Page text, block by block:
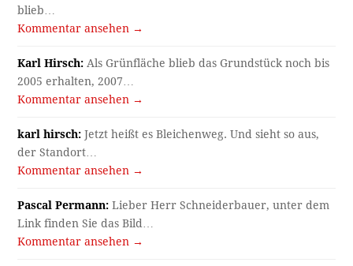
blieb…
Kommentar ansehen →
Karl Hirsch: Als Grünfläche blieb das Grundstück noch bis
2005 erhalten, 2007…
Kommentar ansehen →
karl hirsch: Jetzt heißt es Bleichenweg. Und sieht so aus,
der Standort…
Kommentar ansehen →
Pascal Permann: Lieber Herr Schneiderbauer, unter dem
Link finden Sie das Bild…
Kommentar ansehen →